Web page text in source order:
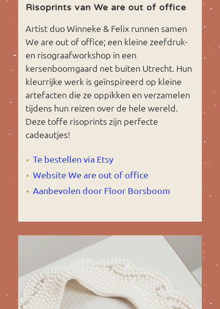
Risoprints van We are out of office
Artist duo Winneke & Felix runnen samen
We are out of office; een kleine zeefdruk-
en risograafworkshop in een
kersenboomgaard net buiten Utrecht. Hun
kleurrijke werk is geïnspireerd op kleine
artefacten die ze oppikken en verzamelen
tijdens hun reizen over de hele wereld.
Deze toffe risoprints zijn perfecte
cadeautjes!
Te bestellen via Etsy
Website We are out of office
Aanbevolen door Floor Borsboom